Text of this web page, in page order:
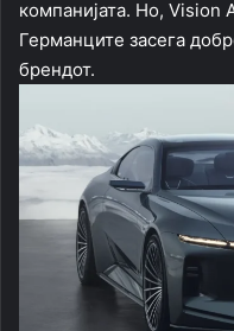
компанијата. Но, Vision
Германците засега
брендот.